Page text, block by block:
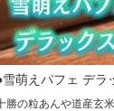
雪萌えパフェ デラ
勝の粒あんや道産玄